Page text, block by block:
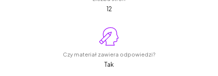
12
Czy materiał zawiera odpowiedzi?
Tak